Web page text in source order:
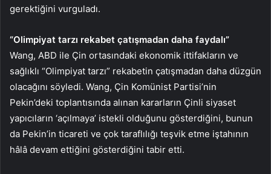
gerektiğini vurguladı.
“Olimpiyat tarzı rekabet çatışmadan daha faydalı”
Wang, ABD ile Çin ortasındaki ekonomik ittifakların ve
sağlıklı “Olimpiyat tarzı” rekabetin çatışmadan daha düzgün
olacağını söyledi. Wang, Çin Komünist Partisi’nin
Pekin’deki toplantısında alınan kararların Çinli siyaset
yapıcıların ‘açılmaya’ istekli olduğunu gösterdiğini, bunun
da Pekin’in ticareti ve çok taraflılığı teşvik etme iştahının
hâlâ devam ettiğini gösterdiğini tabir etti.